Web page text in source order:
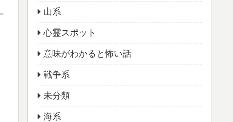
山系
心霊スポット
意味がわかると怖い話
戦争系
未分類
海系